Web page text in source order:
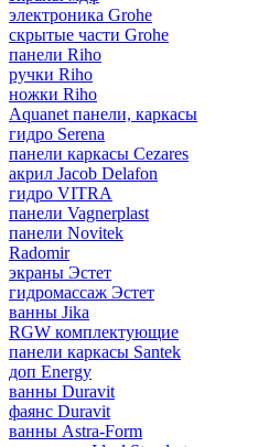
электроника Grohe
скрытые части Grohe
панели Riho
ручки Riho
ножки Riho
Aquanet панели, каркасы
гидро Serena
панели каркасы Cezares
акрил Jacob Delafon
гидро VITRA
панели Vagnerplast
панели Novitek
Radomir
экраны Эстет
гидромассаж Эстет
ванны Jika
RGW комплектующие
панели каркасы Santek
доп Energy
ванны Duravit
фаянс Duravit
ванны Astra-Form